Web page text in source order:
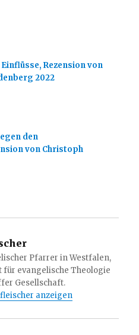
Rezension von
2022
den
von Christoph
Pfarrer in Westfalen,
evangelische Theologie
Gesellschaft.
anzeigen